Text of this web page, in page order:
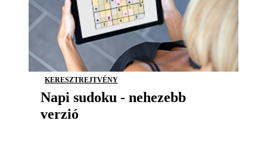
KERESZTREJTVÉNY
Napi sudoku - nehezebb
verzió